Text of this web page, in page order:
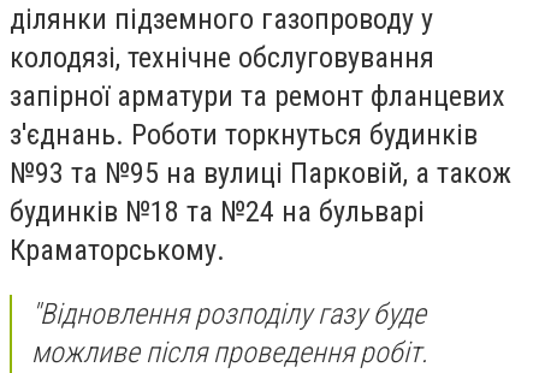
ділянки підземного газопроводу у
колодязі, технічне обслуговування
запірної арматури та ремонт фланцевих
з'єднань. Роботи торкнуться будинків
№93 та №95 на вулиці Парковій, а також
будинків №18 та №24 на бульварі
Краматорському.
"Відновлення розподілу газу буде
можливе після проведення робіт.